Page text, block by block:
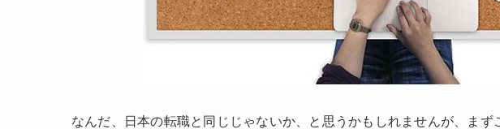
なんだ、日本の転職と同じじゃないか、と思うかもしれませんが、ま